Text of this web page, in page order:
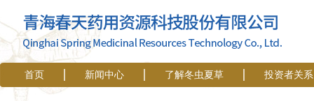
首页 新闻中心 了解冬虫夏草 投资者关系